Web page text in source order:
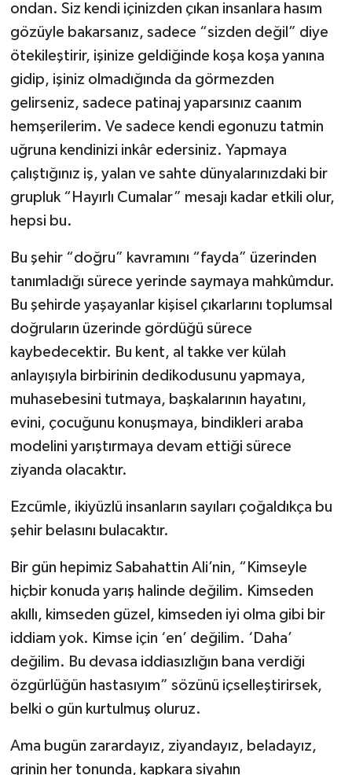
ondan. Siz kendi içinizden çıkan insanlara hasım
gözüyle bakarsanız, sadece “sizden değil” diye
ötekileştirir, işinize geldiğinde koşa koşa yanına
gidip, işiniz olmadığında da görmezden
gelirseniz, sadece patinaj yaparsınız caanım
hemşerilerim. Ve sadece kendi egonuzu tatmin
uğruna kendinizi inkâr edersiniz. Yapmaya
çalıştığınız iş, yalan ve sahte dünyalarınızdaki bir
grupluk “Hayırlı Cumalar” mesajı kadar etkili olur,
hepsi bu.
Bu şehir “doğru” kavramını “fayda” üzerinden
tanımladığı sürece yerinde saymaya mahkûmdur.
Bu şehirde yaşayanlar kişisel çıkarlarını toplumsal
doğruların üzerinde gördüğü sürece
kaybedecektir. Bu kent, al takke ver külah
anlayışıyla birbirinin dedikodusunu yapmaya,
muhasebesini tutmaya, başkalarının hayatını,
evini, çocuğunu konuşmaya, bindikleri araba
modelini yarıştırmaya devam ettiği sürece
ziyanda olacaktır.
Ezcümle, ikiyüzlü insanların sayıları çoğaldıkça bu
şehir belasını bulacaktır.
Bir gün hepimiz Sabahattin Ali’nin, “Kimseyle
hiçbir konuda yarış halinde değilim. Kimseden
akıllı, kimseden güzel, kimseden iyi olma gibi bir
iddiam yok. Kimse için ‘en’ değilim. ‘Daha’
değilim. Bu devasa iddiasızlığın bana verdiği
özgürlüğün hastasıyım” sözünü içselleştirirsek,
belki o gün kurtulmuş oluruz.
Ama bugün zarardayız, ziyandayız, beladayız,
grinin her tonunda, kapkara siyahın